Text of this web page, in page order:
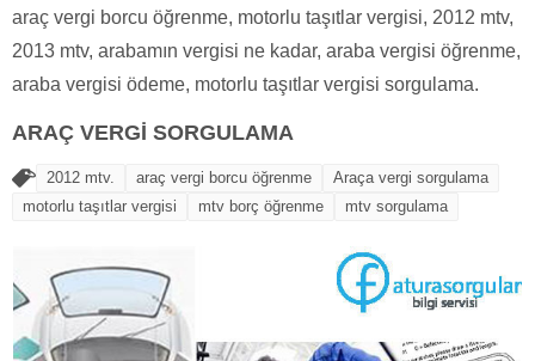
araç vergi borcu öğrenme, motorlu taşıtlar vergisi, 2012 mtv,
2013 mtv, arabamın vergisi ne kadar, araba vergisi öğrenme,
araba vergisi ödeme, motorlu taşıtlar vergisi sorgulama.
ARAÇ VERGİ SORGULAMA
2012 mtv. araç vergi borcu öğrenme
Araça vergi sorgulama
motorlu taşıtlar vergisi
mtv borç öğrenme mtv sorgulama